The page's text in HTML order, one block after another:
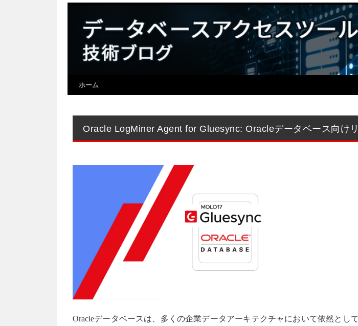
ホーム
Oracle LogMiner Agent for Gluesync: Oracleデータベース向け
Oracleデータベースは、多くの企業データアーキテクチャにおいて依然とし